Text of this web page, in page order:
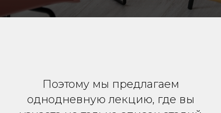
Поэтому мы предлагаем
однодневную лекцию, где вы